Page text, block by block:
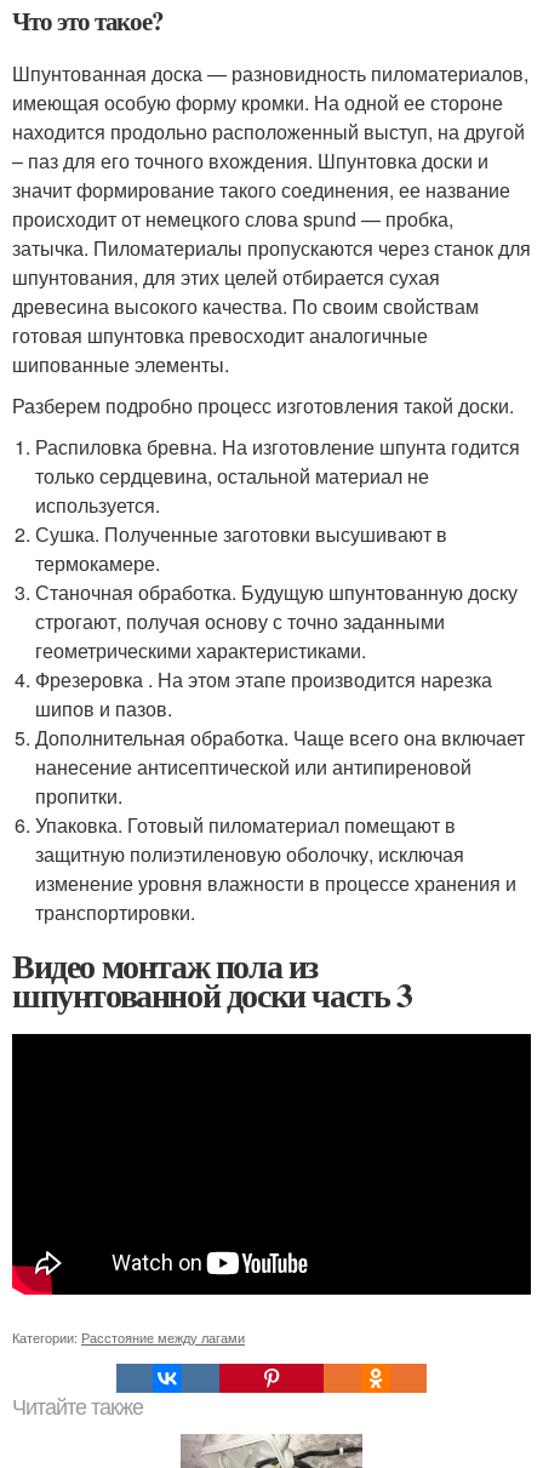
Что это такое?
Шпунтованная доска — разновидность пиломатериалов,
имеющая особую форму кромки. На одной ее стороне
находится продольно расположенный выступ, на другой
– паз для его точного вхождения. Шпунтовка доски и
значит формирование такого соединения, ее название
происходит от немецкого слова spund — пробка,
затычка. Пиломатериалы пропускаются через станок для
шпунтования, для этих целей отбирается сухая
древесина высокого качества. По своим свойствам
готовая шпунтовка превосходит аналогичные
шипованные элементы.
Разберем подробно процесс изготовления такой доски.
Распиловка бревна. На изготовление шпунта годится
только сердцевина, остальной материал не
используется.
Сушка. Полученные заготовки высушивают в
термокамере.
Станочная обработка. Будущую шпунтованную доску
строгают, получая основу с точно заданными
геометрическими характеристиками.
Фрезеровка . На этом этапе производится нарезка
шипов и пазов.
Дополнительная обработка. Чаще всего она включает
нанесение антисептической или антипиреновой
пропитки.
Упаковка. Готовый пиломатериал помещают в
защитную полиэтиленовую оболочку, исключая
изменение уровня влажности в процессе хранения и
транспортировки.
Видео монтаж пола из
шпунтованной доски часть 3
Категории: Расстояние между лагами
Читайте также